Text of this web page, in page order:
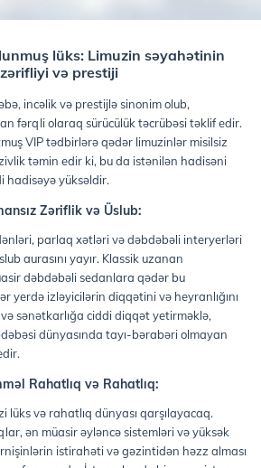
lüks: Limuzin səyahətinin
zərifliyi və prestiji
incəlik və prestijlə sinonim olub,
fərqli olaraq sürücülük təcrübəsi təklif edir.
VIP tədbirlərə qədər limuzinlər misilsiz
təmin edir ki, bu da istənilən hadisəni
yüksəldir.
Zəriflik və Üslub:
parlaq xətləri və dəbdəbəli interyerləri
aurasını yayır. Klassik uzanan
dəbdəbəli sedanlara qədər bu
yerdə izləyicilərin diqqətini və heyranlığını
sənətkarlığa ciddi diqqət yetirməklə,
dünyasında tayı-bərabəri olmayan
Rahatlıq və Rahatlıq:
lüks və rahatlıq dünyası qarşılayacaq.
ən müasir əyləncə sistemləri və yüksək
istirahəti və gəzintidən həzz alması